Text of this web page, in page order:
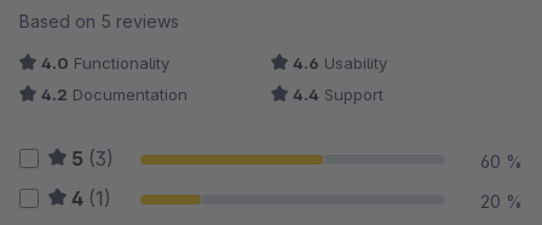
Average rating of 4.4 out of 5 stars
Based on 5 reviews
4.0 Functionality 4.6 Usability
4.2 Documentation 4.4 Support
5 (3) 60 %
4 (1) 20 %